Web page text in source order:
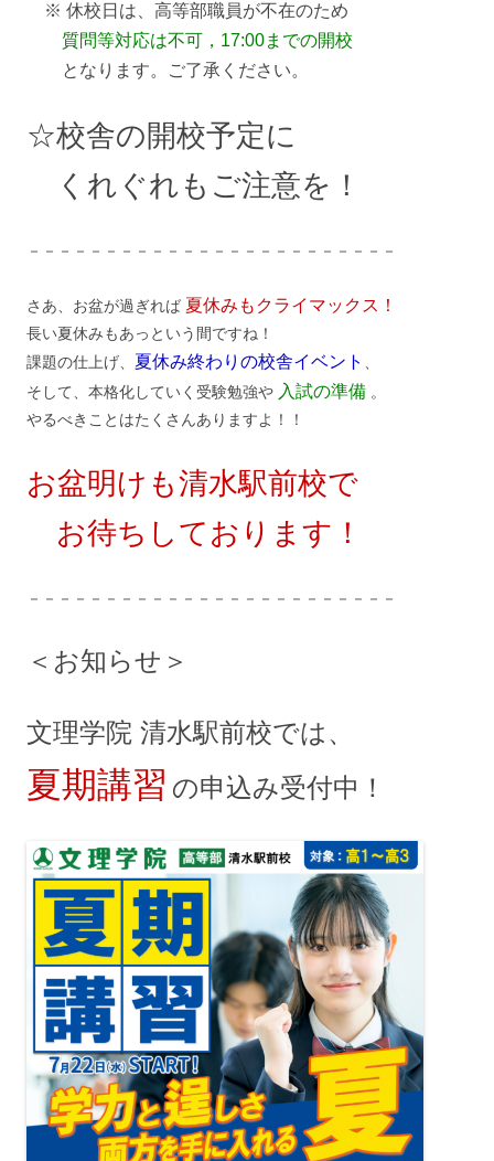
※ 休校日は、高等部職員が不在のため
質問等対応は不可，17:00までの開校
となります。ご了承ください。
☆校舎の開校予定に
くれぐれもご注意を！
－－－－－－－－－－－－－－－－－－－－－－－－
さあ、お盆が過ぎれば 夏休みもクライマックス！
長い夏休みもあっという間ですね！
課題の仕上げ、 夏休み終わりの校舎イベント
そして、本格化していく受験勉強や 入試の準備 。
やるべきことはたくさんありますよ！！
お盆明けも清水駅前校で
お待ちしております！
－－－－－－－－－－－－－－－－－－－－－－－－
＜お知らせ＞
文理学院 清水駅前校では、
夏期講習 の申込み受付中！